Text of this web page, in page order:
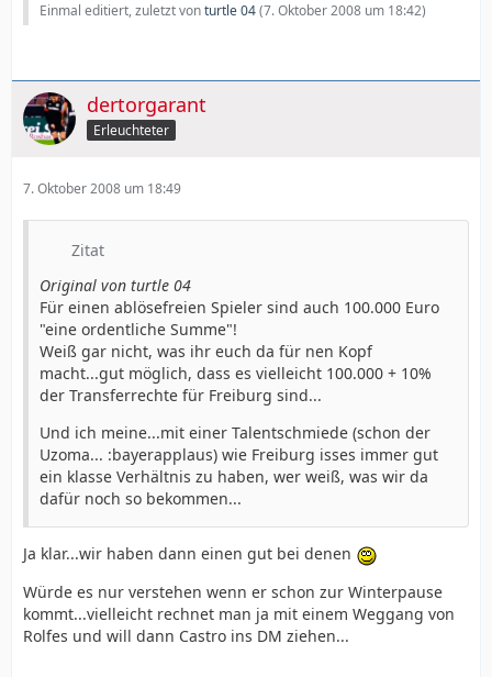
Einmal editiert, zuletzt vonturtle 04(7. Oktober 2008 um 18:42)
dertorgarant
Erleuchteter
7. Oktober 2008 um 18:49
Zitat
Original von turtle 04
Für einen ablösefreien Spieler sind auch 100.000 Euro
"eine ordentliche Summe"!
Weiß gar nicht, was ihr euch da für nen Kopf
macht...gut möglich, dass es vielleicht 100.000 + 10%
der Transferrechte für Freiburg sind...
Und ich meine...mit einer Talentschmiede (schon der
Uzoma... :bayerapplaus) wie Freiburg isses immer gut
ein klasse Verhältnis zu haben, wer weiß, was wir da
dafür noch so bekommen...
Ja klar...wir haben dann einen gut bei denen
Würde es nur verstehen wenn er schon zur Winterpause
kommt...vielleicht rechnet man ja mit einem Weggang von
Rolfes und will dann Castro ins DM ziehen...